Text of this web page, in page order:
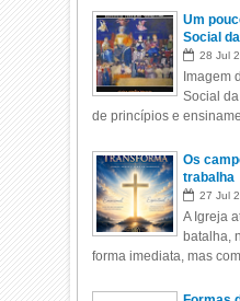
Um
Social
28 Jul
Imagem
Social
de princípios e
Os
trabalha
27 Jul
A Igreja
batalha,
forma imediata, mas